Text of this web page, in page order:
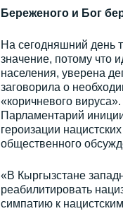
Береженого и Бог
На сегодняшний день
значение, потому что
населения, уверена
заговорила о
«коричневого
Парламентарий
героизации
общественного
«В Кыргызстане
реабилитировать
симпатию к